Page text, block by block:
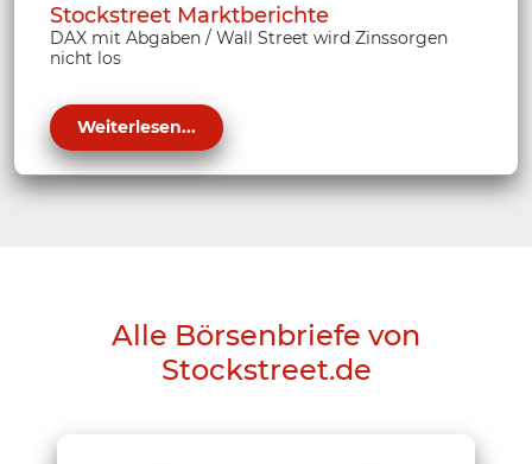
Stockstreet Marktberichte
DAX mit Abgaben / Wall Street wird Zinssorgen
nicht los
Weiterlesen...
Alle Börsenbriefe von
Stockstreet.de